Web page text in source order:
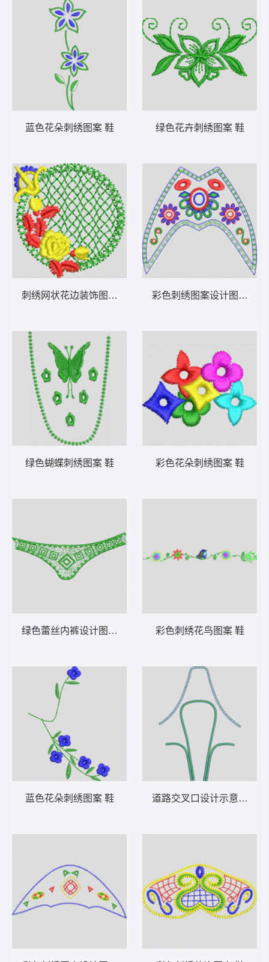
蓝色花朵刺绣图案 鞋
刺绣网状花边装饰图案 鞋
绿色蝴蝶刺绣图案 鞋
绿色蕾丝内裤设计图 鞋
蓝色花朵刺绣图案 鞋
绿色花卉刺绣图案 鞋
彩色刺绣图案设计图 鞋
彩色花朵刺绣图案 鞋
彩色刺绣花鸟图案 鞋
道路交叉口设计示意图 鞋